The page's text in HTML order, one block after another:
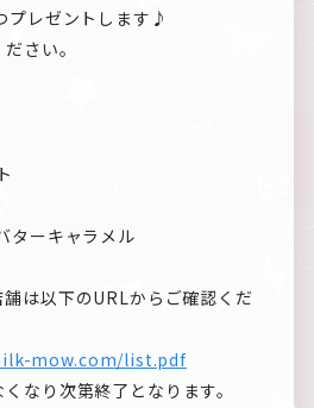
プレゼントします♪
さい。
ターキャラメル
は以下のURLからご確認くだ
mow.com/list.pdf
なり次第終了となります。